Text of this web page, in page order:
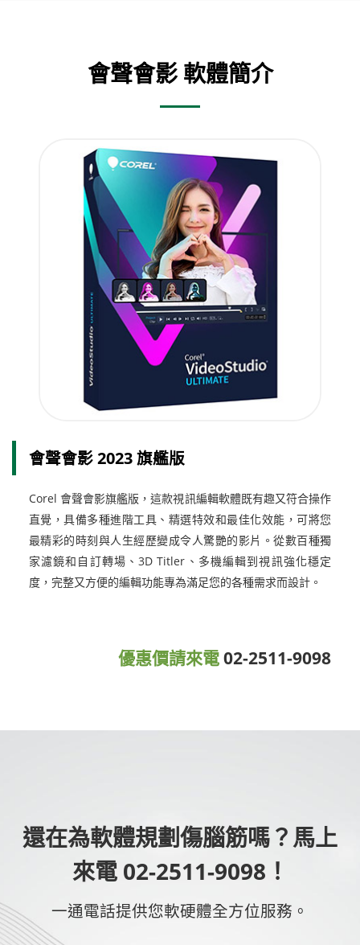
會聲會影 軟體簡介
會聲會影 2023 旗艦版
Corel 會聲會影旗艦版，這款視訊編輯軟體既有趣又符合操作
直覺，具備多種進階工具、精選特效和最佳化效能，可將您
最精彩的時刻與人生經歷變成令人驚艷的影片。從數百種獨
家濾鏡和自訂轉場、3D Titler、多機編輯到視訊強化穩定
度，完整又方便的編輯功能專為滿足您的各種需求而設計。
優惠價請來電02-2511-9098
還在為軟體規劃傷腦筋嗎？馬上
來電 02-2511-9098！
一通電話提供您軟硬體全方位服務。